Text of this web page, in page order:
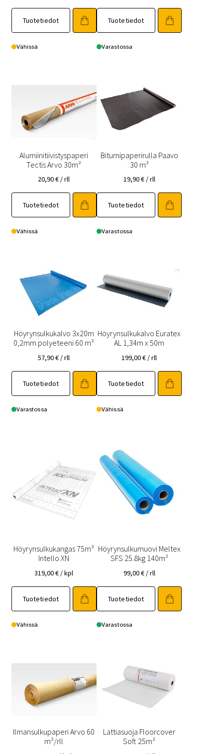
Tuotetiedot
Vähissä
Tuotetiedot
Varastossa
Alumiinitiivistyspaperi
Tectis Arvo 30m²
20,90€ / rll
Tuotetiedot
Vähissä
Bitumipaperirulla Paavo
30 m²
19,90€ / rll
Tuotetiedot
Varastossa
Höyrynsulkukalvo 3x20m
0,2mm polyeteeni 60 m²
57,90€ / rll
Tuotetiedot
Varastossa
Höyrynsulkukalvo Euratex
AL 1,34m x 50m
199,00€ / rll
Tuotetiedot
Vähissä
Höyrynsulkukangas 75m²
Intello XN
319,00€ / kpl
Tuotetiedot
Vähissä
Höyrynsulkumuovi Meltex
SFS 25.8kg 140m²
99,00€ / rll
Tuotetiedot
Varastossa
Ilmansulkupaperi Arvo 60
m²/rll
Lattiasuoja Floorcover
Soft 25m²